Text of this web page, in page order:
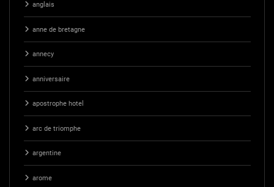
anglais
anne de bretagne
annecy
anniversaire
apostrophe hotel
arc de triomphe
argentine
arome